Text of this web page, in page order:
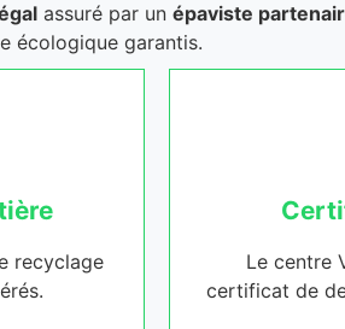
assuré par un épaviste
écologique garantis.
recyclage
Le centre
certificat de